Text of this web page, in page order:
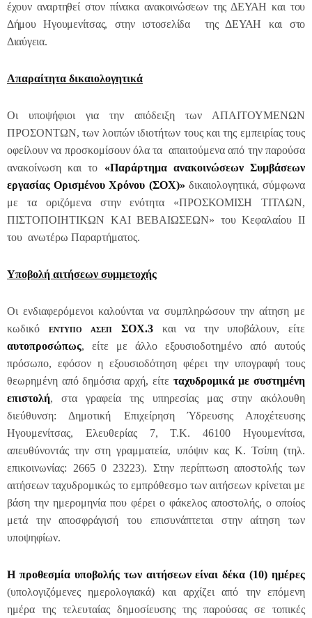
έχουν αναρτηθεί στον πίνακα ανακοινώσεων της ΔΕΥΑΗ και του
Δήμου Ηγουμενίτσας, στην ιστοσελίδα της ΔΕΥΑΗ και στο
Διαύγεια.
Απαραίτητα δικαιολογητικά
Οι υποψήφιοι για την απόδειξη των ΑΠΑΙΤΟΥΜΕΝΩΝ
ΠΡΟΣΟΝΤΩΝ, των λοιπών ιδιοτήτων τους και της εμπειρίας τους
οφείλουν να προσκομίσουν όλα τα απαιτούμενα από την παρούσα
ανακοίνωση και το «Παράρτημα ανακοινώσεων Συμβάσεων
εργασίας Ορισμένου Χρόνου (ΣΟΧ)» δικαιολογητικά, σύμφωνα
με τα οριζόμενα στην ενότητα «ΠΡΟΣΚΟΜΙΣΗ ΤΙΤΛΩΝ,
ΠΙΣΤΟΠΟΙΗΤΙΚΩΝ ΚΑΙ ΒΕΒΑΙΩΣΕΩΝ» του Κεφαλαίου ΙΙ
του ανωτέρω Παραρτήματος.
Υποβολή αιτήσεων συμμετοχής
Οι ενδιαφερόμενοι καλούνται να συμπληρώσουν την αίτηση με
κωδικό εντυπο ασεπ ΣΟΧ.3και να την υποβάλουν, είτε
αυτοπροσώπως, είτε με άλλο εξουσιοδοτημένο από αυτούς
πρόσωπο, εφόσον η εξουσιοδότηση φέρει την υπογραφή τους
θεωρημένη από δημόσια αρχή, είτε ταχυδρομικά με συστημένη
επιστολή, στα γραφεία της υπηρεσίας μας στην ακόλουθη
διεύθυνση: Δημοτική Επιχείρηση Ύδρευσης Αποχέτευσης
Ηγουμενίτσας, Ελευθερίας 7, Τ.Κ. 46100 Ηγουμενίτσα,
απευθύνοντάς την στη γραμματεία, υπόψιν κας Κ. Τσίπη (τηλ.
επικοινωνίας: 2665 0 23223). Στην περίπτωση αποστολής των
αιτήσεων ταχυδρομικώς το εμπρόθεσμο των αιτήσεων κρίνεται με
βάση την ημερομηνία που φέρει ο φάκελος αποστολής, ο οποίος
μετά την αποσφράγισή του επισυνάπτεται στην αίτηση των
υποψηφίων.
Η προθεσμία υποβολής των αιτήσεων είναι δέκα (10) ημέρες
(υπολογιζόμενες ημερολογιακά) και αρχίζει από την επόμενη
ημέρα της τελευταίας δημοσίευσης της παρούσας σε τοπικές